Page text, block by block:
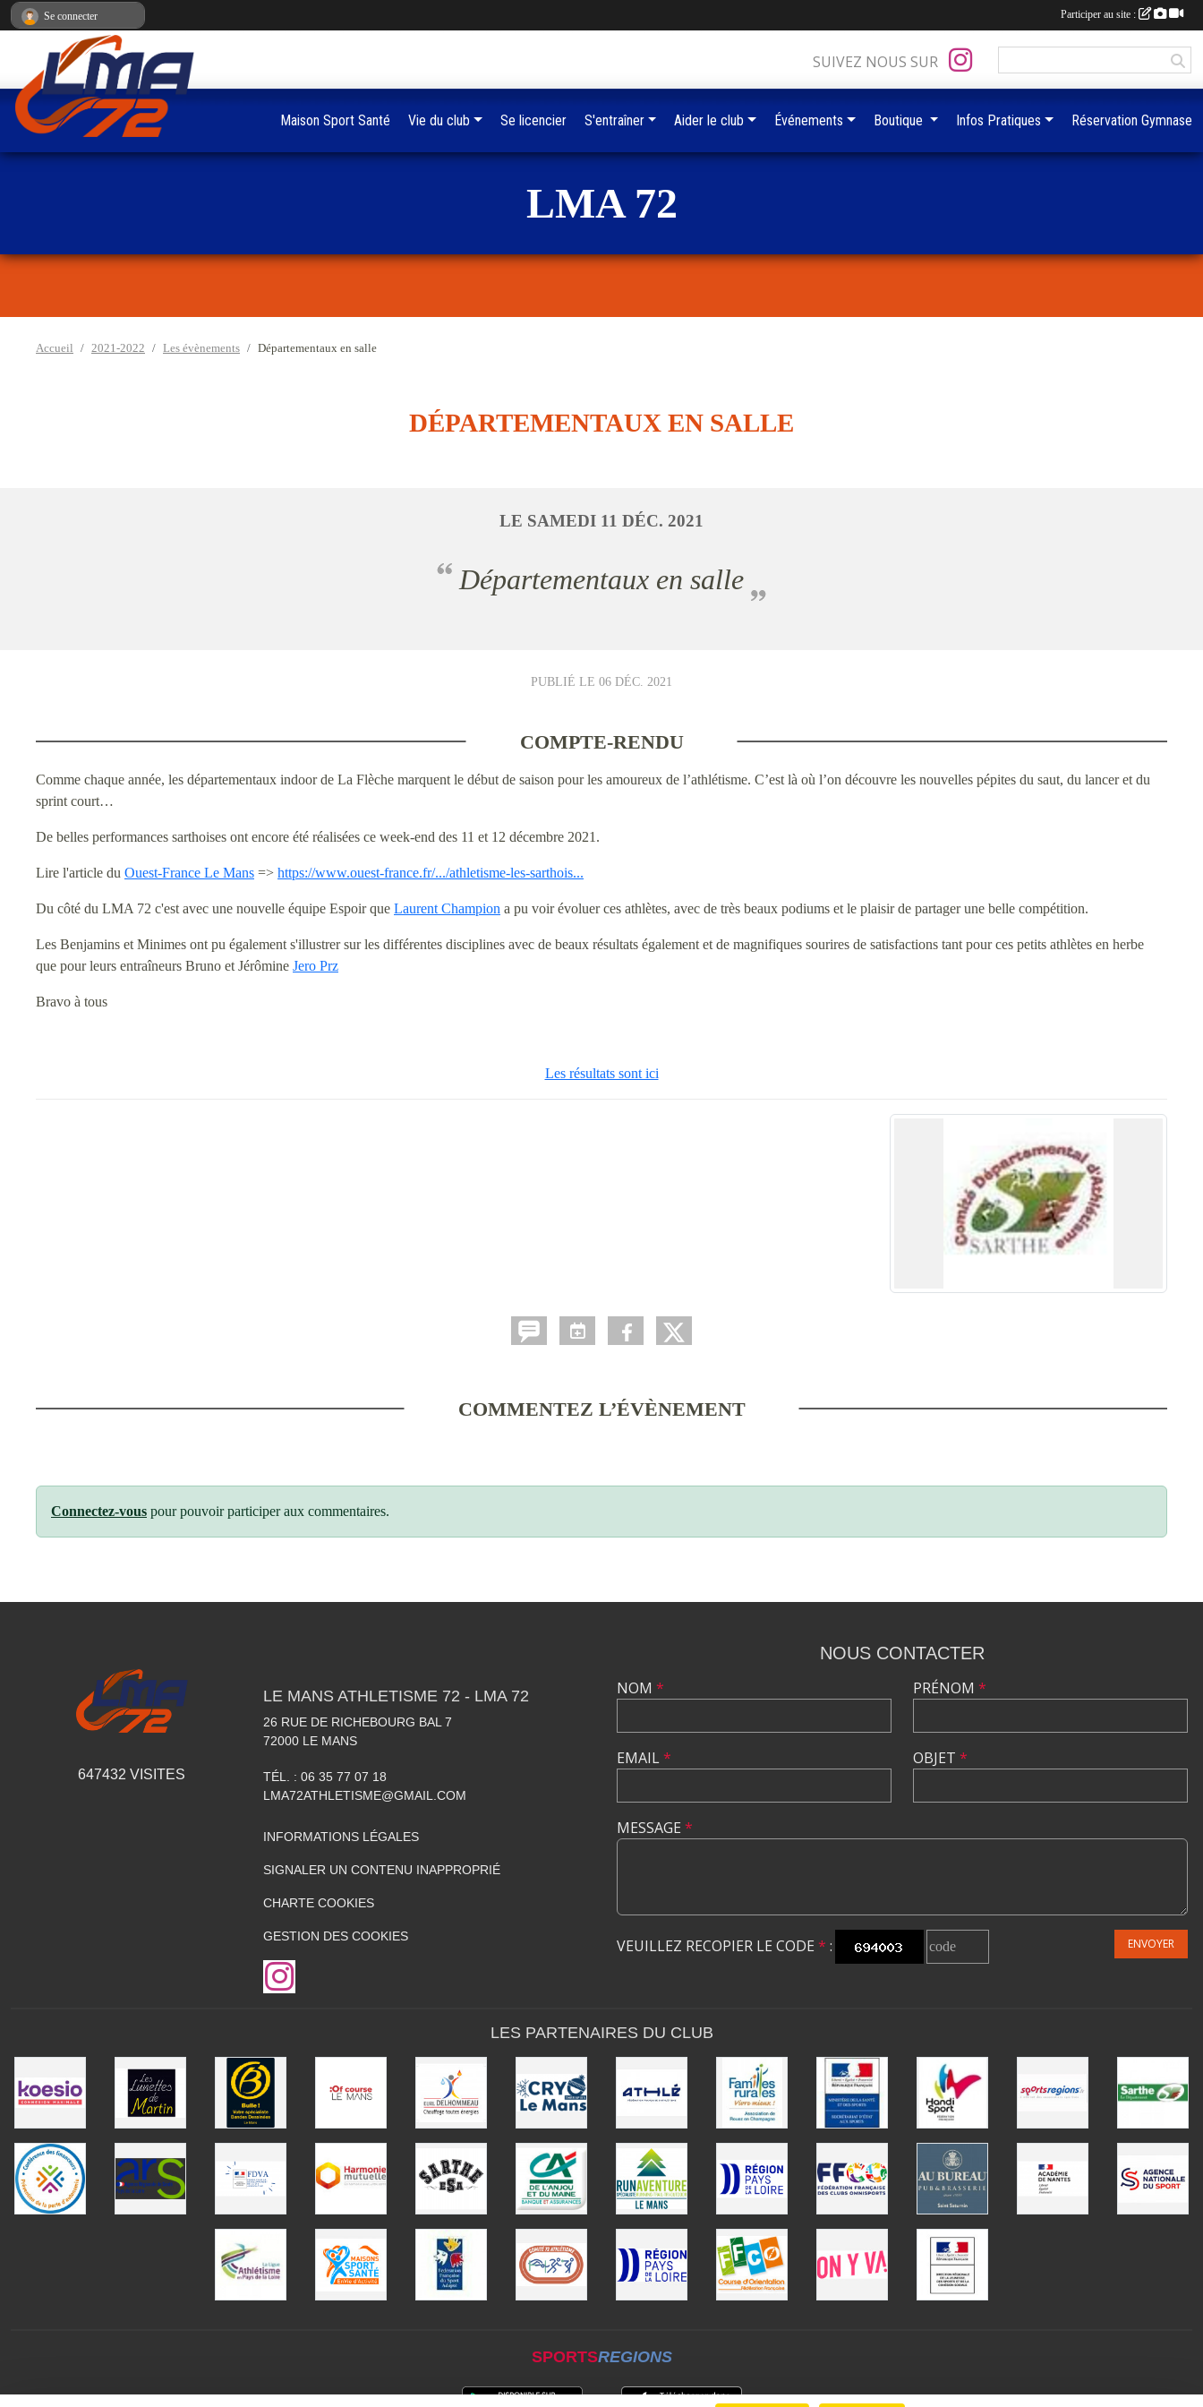
LMA 72
Accueil 2021-2022 Les évènements Départementaux en salle
DÉPARTEMENTAUX EN SALLE
LE SAMEDI 11 DÉC. 2021
Départementaux en salle
PUBLIÉ LE 06 DÉC. 2021
COMPTE-RENDU
Comme chaque année, les départementaux indoor de La Flèche marquent le début de saison pour les amoureux de l’athlétisme. C’est là où l’on découvre les nouvelles pépites du saut, du lancer et du
sprint court…
De belles performances sarthoises ont encore été réalisées ce week-end des 11 et 12 décembre 2021.
Lire l'article du Ouest-France Le Mans => https://www.ouest-france.fr/.../athletisme-les-sarthois...
Du côté du LMA 72 c'est avec une nouvelle équipe Espoir que Laurent Champion a pu voir évoluer ces athlètes, avec de très beaux podiums et le plaisir de partager une belle compétition.
Les Benjamins et Minimes ont pu également s'illustrer sur les différentes disciplines avec de beaux résultats également et de magnifiques sourires de satisfactions tant pour ces petits athlètes en herbe
que pour leurs entraîneurs Bruno et Jérômine Jero Prz
Bravo à tous
Les résultats sont ici
COMMENTEZ L’ÉVÈNEMENT
Connectez-vous pour pouvoir participer aux commentaires.
SUIVEZ NOUS SUR
Maison Sport Santé Vie du club Se licencier S'entraîner Aider le club Événements Boutique Infos Pratiques Réservation Gymnase
647432 VISITES
LE MANS ATHLETISME 72 - LMA 72
26 RUE DE RICHEBOURG BAL 7
72000 LE MANS
TÉL. : 06 35 77 07 18
LMA72ATHLETISME@GMAIL.COM
INFORMATIONS LÉGALES
SIGNALER UN CONTENU INAPPROPRIÉ
CHARTE COOKIES
GESTION DES COOKIES
NOUS CONTACTER
NOM *
EMAIL*
PRÉNOM *
OBJET *
MESSAGE *
VEUILLEZ RECOPIER LE CODE * : ENVOYER
LES PARTENAIRES DU CLUB
SPORTSREGIONS
Se connecter Participer au site :
Panneau de gestion des cookies